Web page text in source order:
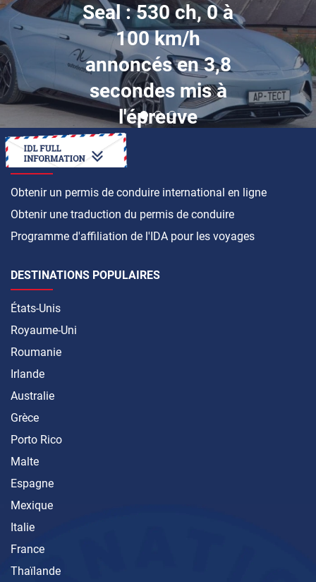
Seal : 530 ch, 0 à
100 km/h
annoncés en 3,8
secondes mis à
l'épreuve
COMMENT FAIRE
Obtenir un permis de conduire international en ligne
Obtenir une traduction du permis de conduire
Programme d'affiliation de l'IDA pour les voyages
DESTINATIONS POPULAIRES
États-Unis
Royaume-Uni
Roumanie
Irlande
Australie
Grèce
Porto Rico
Malte
Espagne
Mexique
Italie
France
Thaïlande